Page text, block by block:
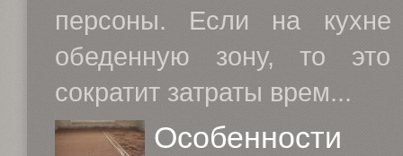
персоны. Если на кухне
обеденную зону, то это
сократит затраты врем...
Особенности